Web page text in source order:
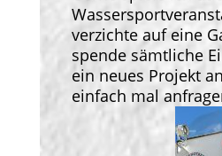
verzichte auf eine
spende sämtliche
ein neues Projekt
einfach mal